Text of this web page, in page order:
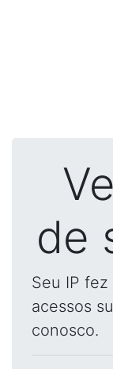
de
Seu IP
acessos
conosco.